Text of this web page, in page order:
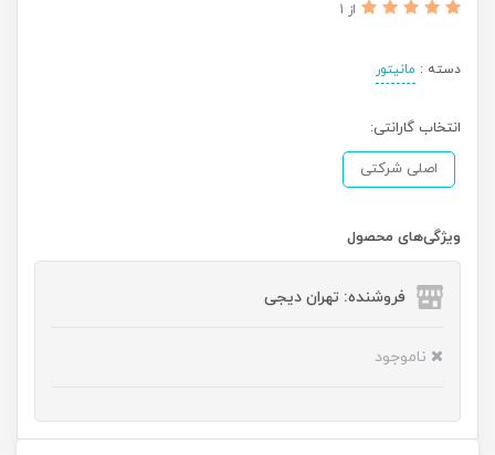
از 1
دسته : مانیتور
انتخاب گارانتی:
اصلی شرکتی
ویژگی‌های محصول
فروشنده: تهران دیجی
ناموجود